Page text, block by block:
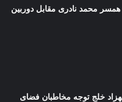
همسر محمد نادری مقابل دوربین
خلج توجه مخاطبان فضای